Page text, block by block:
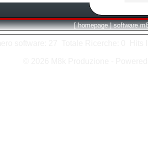
[ homepage | software